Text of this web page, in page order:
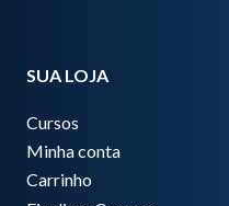
SUA LOJA
Cursos
Minha conta
Carrinho